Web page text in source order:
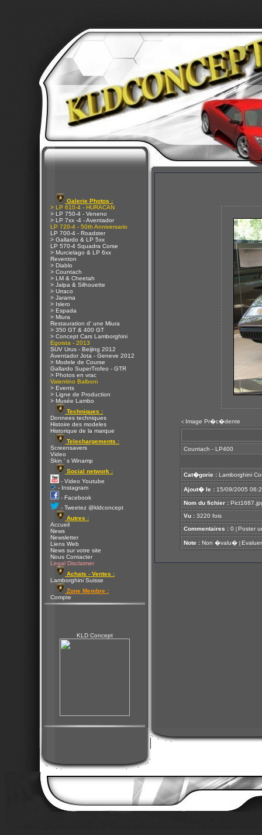
Galerie Photos :
> LP 610-4 - HURACAN
> LP 750-4 - Veneno
> LP 7xx -4 - Aventador
LP 720-4 - 50th Anniversario
LP 700-4 - Roadster
> Gallardo & LP 5xx
LP 570-4 Squadra Corse
> Murcielago & LP 6xx
Reventon
> Diablo
> Countach
> LM & Cheetah
> Jalpa & Silhouette
> Urraco
> Jarama
> Islero
> Espada
> Miura
Restauration d' une Miura
> 350 GT & 400 GT
> Concept Cars Lamborghini
Egoista - 2013
SUV Urus - Beijing 2012
Aventador Jota - Geneve 2012
> Modele de Course
Gallardo SuperTrofeo - GTR
> Photos en vrac
Valentino Balboni
> Events
> Ligne de Production
> Musée Lambo
Techniques :
Donnees techniques
Histoire des modeles
Historique de la marque
Telechargements :
Screensavers
Video
Skin ' s Winamp
Social network :
- Video Youtube
- Instagram
- Facebook
- Tweetez @kldconcept
Autres :
Accueil
News
Newsletter
Liens Web
News sur votre site
Nous Contacter
Legal Disclaimer
Achats - Ventes :
Lamborghini Suisse
Zone Membre :
Compte
KLD Concept
< Image Pr�c�dente
Countach - LP400
Cat�gorie : Lamborghini
Ajout� le : 15/09/2005
Nom du fichier :
Vu : 3220 fois
Commentaires : 0 [ Poster
Note : Non �valu� [ Evaluer